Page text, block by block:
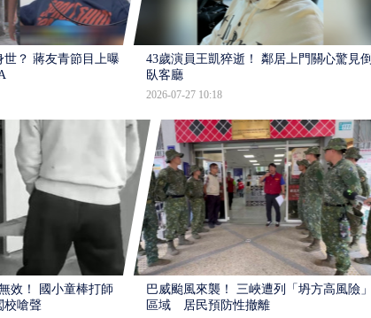
世？ 蔣友青節目上曝：
43歲演員王凱猝逝！ 鄰居上門關心驚見倒
臥客廳
2026-07-27 10:18
效！ 國小童棒打師
嗆聲
巴威颱風來襲！ 三峽遭列「坍方高風險」
區域 居民預防性撤離